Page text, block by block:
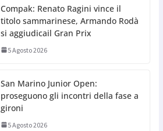
Compak: Renato Ragini vince il
titolo sammarinese, Armando Rodà
si aggiudicail Gran Prix
5 Agosto 2026
San Marino Junior Open:
proseguono gli incontri della fase a
gironi
5 Agosto 2026